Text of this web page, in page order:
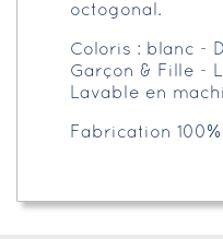
octogonal.
Coloris : blanc -
Garçon & Fille -
Lavable en
Fabrication